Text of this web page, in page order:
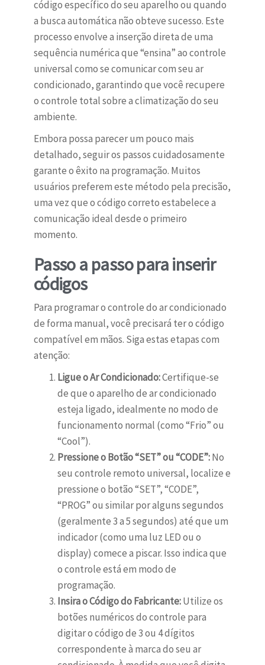
código específico do seu aparelho ou quando
a busca automática não obteve sucesso. Este
processo envolve a inserção direta de uma
sequência numérica que “ensina” ao controle
universal como se comunicar com seu ar
condicionado, garantindo que você recupere
o controle total sobre a climatização do seu
ambiente.
Embora possa parecer um pouco mais
detalhado, seguir os passos cuidadosamente
garante o êxito na programação. Muitos
usuários preferem este método pela precisão,
uma vez que o código correto estabelece a
comunicação ideal desde o primeiro
momento.
Passo a passo para inserir
códigos
Para programar o controle do ar condicionado
de forma manual, você precisará ter o código
compatível em mãos. Siga estas etapas com
atenção:
Ligue o Ar Condicionado:Certifique-se
de que o aparelho de ar condicionado
esteja ligado, idealmente no modo de
funcionamento normal (como “Frio” ou
“Cool”).
Pressione o Botão “SET” ou “CODE”:No
seu controle remoto universal, localize e
pressione o botão “SET”, “CODE”,
“PROG” ou similar por alguns segundos
(geralmente 3 a 5 segundos) até que um
indicador (como uma luz LED ou o
display) comece a piscar. Isso indica que
o controle está em modo de
programação.
Insira o Código do Fabricante:Utilize os
botões numéricos do controle para
digitar o código de 3 ou 4 dígitos
correspondente à marca do seu ar